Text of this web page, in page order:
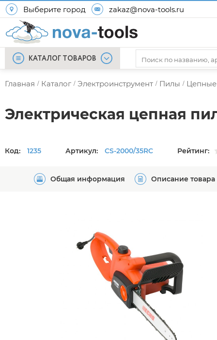
Выберите город zakaz@nova-tools.ru
КАТАЛОГ ТОВАРОВ
Главная / Каталог / Электроинструмент / Пилы /
Электрическая цепная
Код: 1235 Артикул: CS-2000/35RC Рейтинг:
Общая информация Описание товара